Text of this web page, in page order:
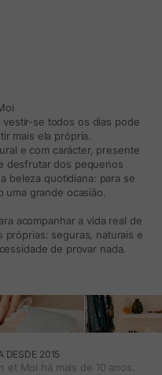
se todos os dias pode
mais ela própria.
e com carácter, presente
desfrutar dos pequenos
beleza quotidiana: para se
grande ocasião.
acompanhar a vida real de
seguras, naturais e
de provar nada.
DESDE 2015
Moi há mais de 10 anos.